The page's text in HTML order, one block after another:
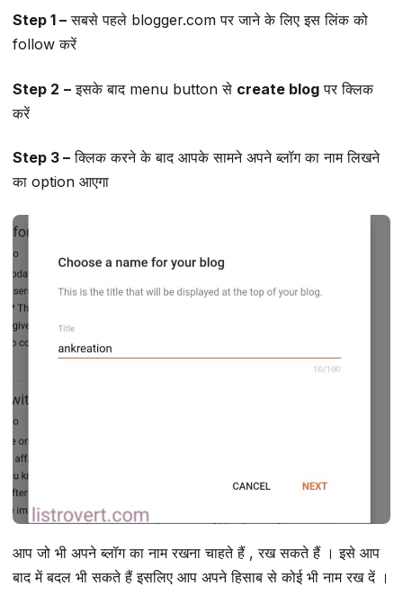
Step 1 – सबसे पहले blogger.com पर जाने के लिए इस लिंक को
follow करें
Step 2 – इसके बाद menu button से create blog पर क्लिक
करें
Step 3 – क्लिक करने के बाद आपके सामने अपने ब्लॉग का नाम लिखने
का option आएगा
आप जो भी अपने ब्लॉग का नाम रखना चाहते हैं , रख सकते हैं । इसे आप
बाद में बदल भी सकते हैं इसलिए आप अपने हिसाब से कोई भी नाम रख दें ।